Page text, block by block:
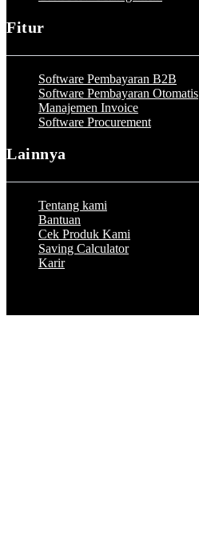
Fitur
Software Pembayaran B2B
Software Pembayaran Otomatis
Manajemen Invoice
Software Procurement
Lainnya
Tentang kami
Bantuan
Cek Produk Kami
Saving Calculator
Karir